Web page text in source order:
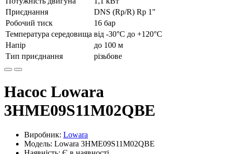
Приєднання
DNS (Rp/R) Rp 1"
Робочий тиск
16 бар
Температура середовища від -30°С до +120°С
Напір
до 100 м
Тип приєднання
різьбове
Насос Lowara
3HME09S11M02QBE
Виробник: Lowara
Модель: Lowara 3HME09S11M02QBE